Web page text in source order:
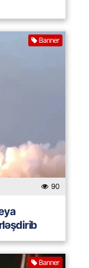
Banner
90
Banner